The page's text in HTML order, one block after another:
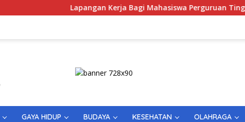
Lapangan Kerja Bagi Mahasiswa Perguruan Tinggi Pesantren
GAYA HIDUP BUDAYA KESEHATAN OLAHRAGA